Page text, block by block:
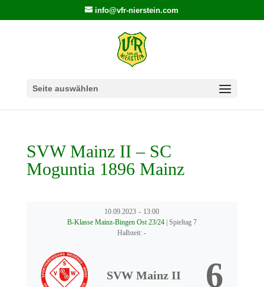
info@vfr-nierstein.com
Seite auswählen
SVW Mainz II – SC
Moguntia 1896 Mainz
10.09.2023 - 13:00
B-Klasse Mainz-Bingen Ost 23/24 | Spieltag 7
Halbzeit: -
SVW Mainz II 6